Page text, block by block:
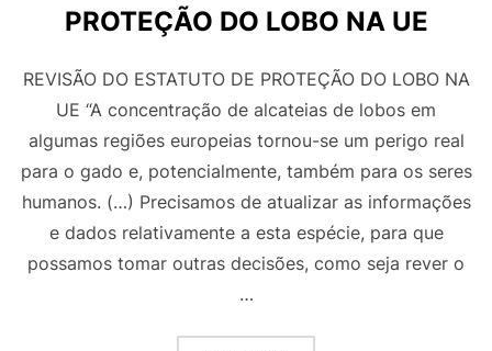
PROTEÇÃO DO LOBO NA UE
REVISÃO DO ESTATUTO DE PROTEÇÃO DO LOBO NA
UE “A concentração de alcateias de lobos em
algumas regiões europeias tornou-se um perigo real
para o gado e, potencialmente, também para os seres
humanos. (…) Precisamos de atualizar as informações
e dados relativamente a esta espécie, para que
possamos tomar outras decisões, como seja rever o
…